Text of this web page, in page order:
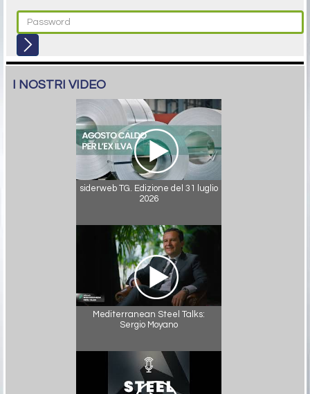
I NOSTRI VIDEO
siderweb TG. Edizione del 31 luglio
2026
Mediterranean Steel Talks:
Sergio Moyano